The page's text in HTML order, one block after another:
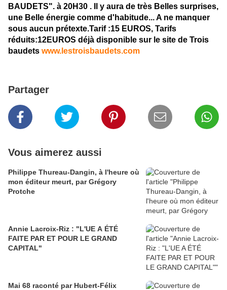
BAUDETS". à 20H30 . Il y aura de très Belles surprises,
une Belle énergie comme d'habitude... A ne manquer
sous aucun prétexte.Tarif :15 EUROS, Tarifs
réduits:12EUROS déjà disponible sur le site de Trois
baudets www.lestroisbaudets.com
Partager
Vous aimerez aussi
Philippe Thureau-Dangin, à l'heure où
mon éditeur meurt, par Grégory
Protche
Annie Lacroix-Riz : "L'UE A ÉTÉ
FAITE PAR ET POUR LE GRAND
CAPITAL"
Mai 68 raconté par Hubert-Félix